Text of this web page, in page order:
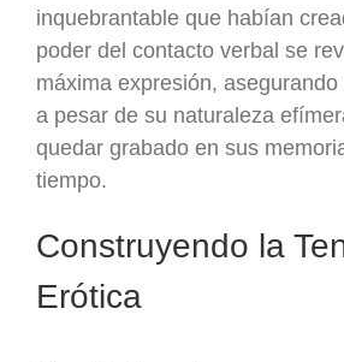
inquebrantable que habían
poder del contacto verbal se
máxima expresión,
a pesar de su naturaleza
quedar grabado en sus
tiempo.
Construyendo la
Erótica